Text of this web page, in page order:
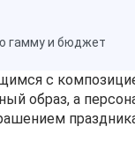
гамму и бюджет
с
образ, а